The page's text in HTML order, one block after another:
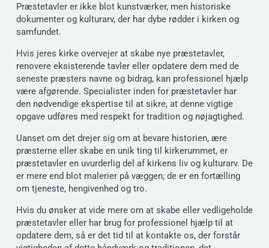
Præstetavler er ikke blot kunstværker, men historiske
dokumenter og kulturarv, der har dybe rødder i kirken og
samfundet.
Hvis jeres kirke overvejer at skabe nye præstetavler,
renovere eksisterende tavler eller opdatere dem med de
seneste præsters navne og bidrag, kan professionel hjælp
være afgørende. Specialister inden for præstetavler har
den nødvendige ekspertise til at sikre, at denne vigtige
opgave udføres med respekt for tradition og nøjagtighed.
Uanset om det drejer sig om at bevare historien, ære
præsterne eller skabe en unik ting til kirkerummet, er
præstetavler en uvurderlig del af kirkens liv og kulturarv. De
er mere end blot malerier på væggen; de er en fortælling
om tjeneste, hengivenhed og tro.
Hvis du ønsker at vide mere om at skabe eller vedligeholde
præstetavler eller har brug for professionel hjælp til at
opdatere dem, så er det tid til at kontakte os, der forstår